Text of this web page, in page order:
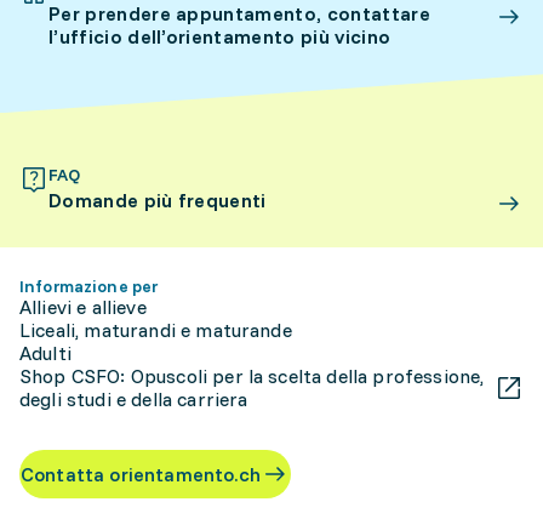
Per prendere appuntamento, contattare
l’ufficio dell’orientamento più vicino
FAQ
Domande più frequenti
Informazione per
Allievi e allieve
Liceali, maturandi e maturande
Adulti
Shop CSFO: Opuscoli per la scelta della professione,
degli studi e della carriera
Contatta orientamento.ch